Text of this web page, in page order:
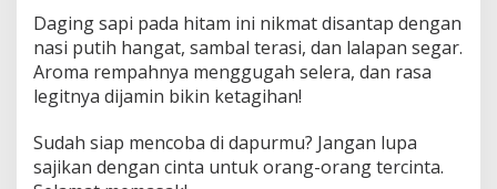
Daging sapi pada hitam ini nikmat disantap dengan
nasi putih hangat, sambal terasi, dan lalapan segar.
Aroma rempahnya menggugah selera, dan rasa
legitnya dijamin bikin ketagihan!
Sudah siap mencoba di dapurmu? Jangan lupa
sajikan dengan cinta untuk orang-orang tercinta.